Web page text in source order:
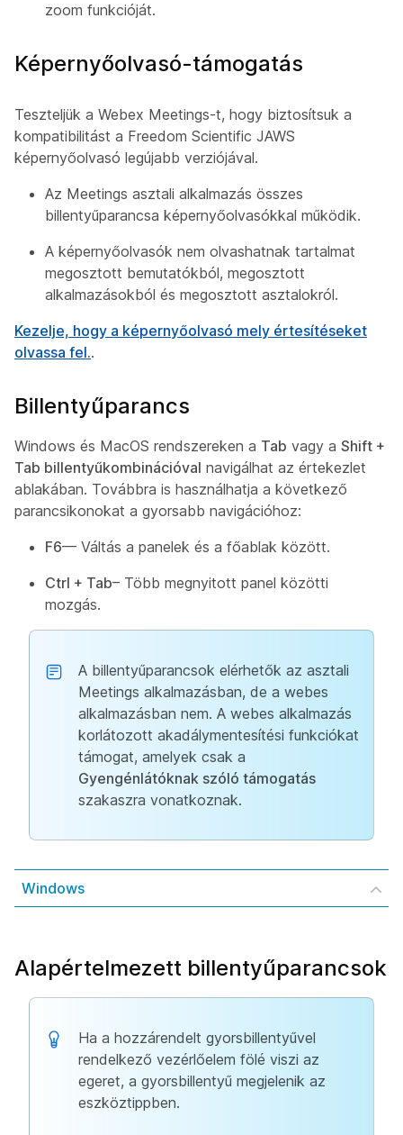
zoom funkcióját.
Képernyőolvasó-támogatás
Teszteljük a Webex Meetings-t, hogy biztosítsuk a
kompatibilitást a Freedom Scientific JAWS
képernyőolvasó legújabb verziójával.
Az Meetings asztali alkalmazás összes
billentyűparancsa képernyőolvasókkal működik.
A képernyőolvasók nem olvashatnak tartalmat
megosztott bemutatókból, megosztott
alkalmazásokból és megosztott asztalokról.
Kezelje, hogy a képernyőolvasó mely értesítéseket
olvassa fel..
Billentyűparancs
Windows és MacOS rendszereken a Tab vagy a Shift +
Tab billentyűkombinációval navigálhat az értekezlet
ablakában. Továbbra is használhatja a következő
parancsikonokat a gyorsabb navigációhoz:
F6— Váltás a panelek és a főablak között.
Ctrl + Tab– Több megnyitott panel közötti
mozgás.
A billentyűparancsok elérhetők az asztali
Meetings alkalmazásban, de a webes
alkalmazásban nem. A webes alkalmazás
korlátozott akadálymentesítési funkciókat
támogat, amelyek csak a
Gyengénlátóknak szóló támogatás
szakaszra vonatkoznak.
Windows
Alapértelmezett billentyűparancsok
Ha a hozzárendelt gyorsbillentyűvel
rendelkező vezérlőelem fölé viszi az
egeret, a gyorsbillentyű megjelenik az
eszköztippben.